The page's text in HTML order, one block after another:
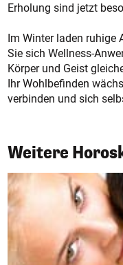
Erholung sind jetzt
Im Winter laden ruhige
Sie sich Wellness-
Körper und Geist
Ihr Wohlbefinden
verbinden und sich
Weitere